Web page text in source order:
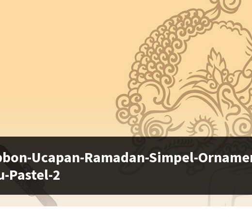
Ucapan-Ramadan-Simpel-
Pastel-2